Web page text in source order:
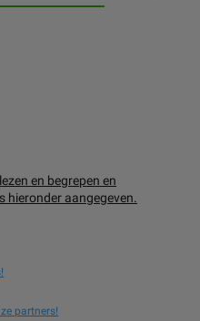
en begrepen en
hieronder aangegeven.
partners!